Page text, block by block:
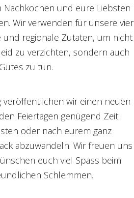
Nachkochen und eure Liebsten
Wir verwenden für unsere vier
und regionale Zutaten, um nicht
zu verzichten, sondern auch
zu tun.
veröffentlichen wir einen neuen
Feiertagen genügend Zeit
oder nach eurem ganz
abzuwandeln. Wir freuen uns
euch viel Spass beim
Schlemmen.